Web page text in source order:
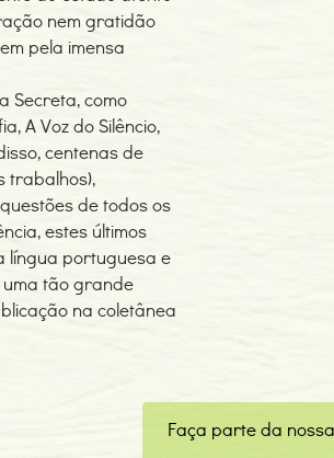
nem gratidão
pela imensa
Secreta, como
A Voz do Silêncio,
centenas de
trabalhos),
de todos os
estes últimos
língua portuguesa e
uma tão grande
na coletânea
Faça parte da